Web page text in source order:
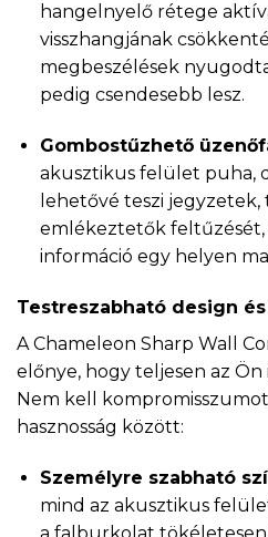
hangelnyelő rétege
visszhangjának
megbeszélések
pedig csendesebb lesz.
Gombostűzhető
akusztikus felület puha,
lehetővé teszi
emlékeztetők
információ egy helyen
Testreszabható design
A Chameleon Sharp Wall
előnye, hogy teljesen az Ön
Nem kell
hasznosság között:
Személyre szabható
mind az akusztikus
a falburkolat tökéletesen